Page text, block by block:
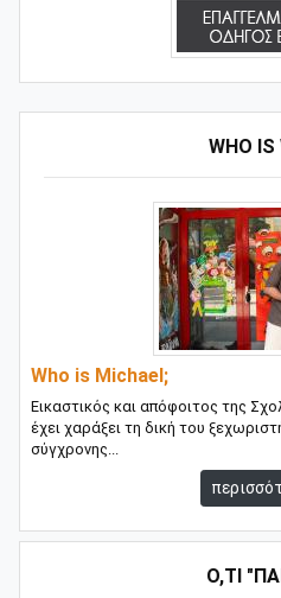
WHO IS
Who is Michael;
Εικαστικός και απόφοιτος της
έχει χαράξει τη δική του
σύγχρονης...
Ό,ΤΙ